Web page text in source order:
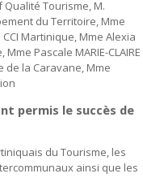
Qualité Tourisme, M.
du Territoire, Mme
Martinique, Mme Alexia
Pascale MARIE-CLAIRE
de la Caravane, Mme
permis le succès de
du Tourisme, les
ainsi que les